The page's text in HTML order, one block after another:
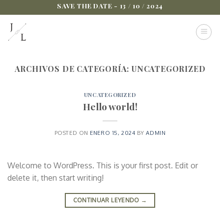
al
contenido
SAVE THE DATE - 13 / 10 / 2024
ARCHIVOS DE CATEGORÍA: UNCATEGORIZED
UNCATEGORIZED
Hello world!
POSTED ON ENERO 15, 2024 BYADMIN
Welcome to WordPress. This is your first post. Edit or
delete it, then start writing!
CONTINUAR LEYENDO →